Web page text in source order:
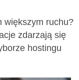
większym ruchu?
zdarzają się
hostingu